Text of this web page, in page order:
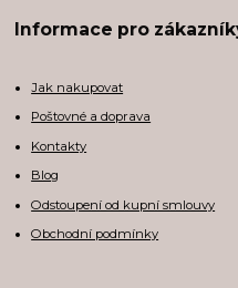
Informace pro
Jak nakupovat
Poštovné a doprava
Kontakty
Blog
Odstoupení od kupní smlouvy
Obchodní podmínky